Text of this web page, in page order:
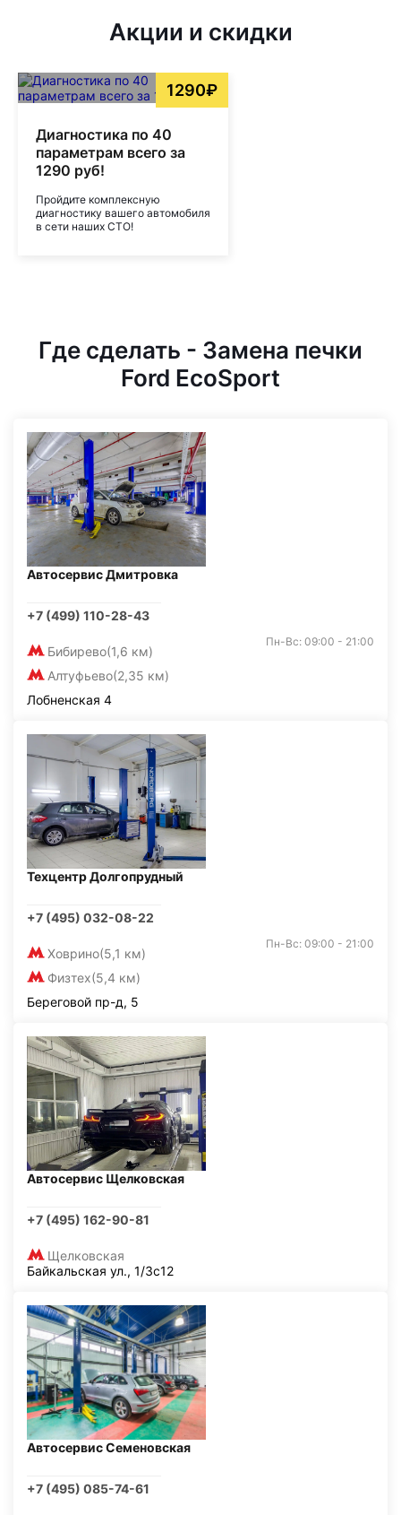
Акции и скидки
1290₽
Диагностика по 40
параметрам всего за
1290 руб!
Пройдите комплексную
диагностику вашего автомобиля
в сети наших СТО!
Где сделать - Замена печки
Ford EcoSport
Автосервис Дмитровка
+7 (499) 110-28-43
Бибирево(1,6 км)
Алтуфьево(2,35 км)
Пн-Вс: 09:00 - 21:00
Лобненская 4
Техцентр Долгопрудный
+7 (495) 032-08-22
Ховрино(5,1 км)
Физтех(5,4 км)
Пн-Вс: 09:00 - 21:00
Береговой пр-д, 5
Автосервис Щелковская
+7 (495) 162-90-81
Щелковская
Байкальская ул., 1/3с12
Автосервис Семеновская
+7 (495) 085-74-61